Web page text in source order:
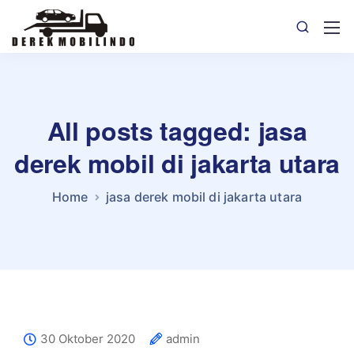
All posts tagged: jasa
derek mobil di jakarta utara
Home jasa derek mobil di jakarta utara
30 Oktober 2020
admin